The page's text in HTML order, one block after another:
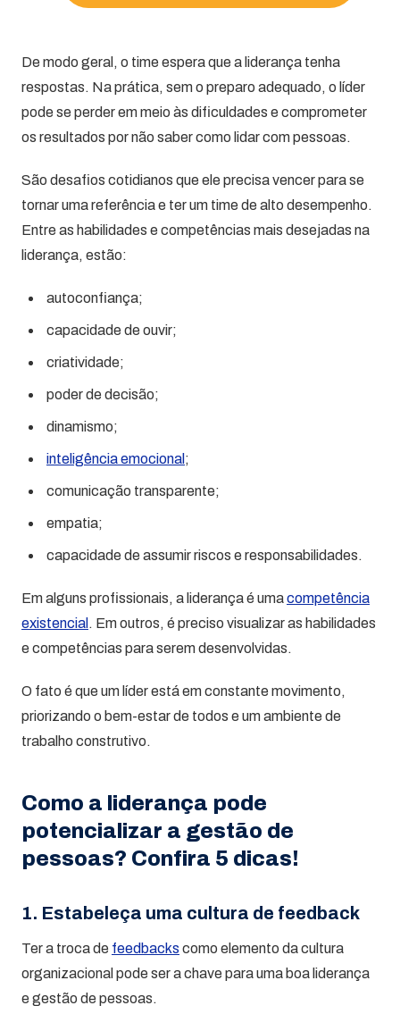
De modo geral, o time espera que a liderança tenha
respostas. Na prática, sem o preparo adequado, o líder
pode se perder em meio às dificuldades e comprometer
os resultados por não saber como lidar com pessoas.
São desafios cotidianos que ele precisa vencer para se
tornar uma referência e ter um time de alto desempenho.
Entre as habilidades e competências mais desejadas na
liderança, estão:
autoconfiança;
capacidade de ouvir;
criatividade;
poder de decisão;
dinamismo;
inteligência emocional ;
comunicação transparente;
empatia;
capacidade de assumir riscos e responsabilidades.
Em alguns profissionais, a liderança é umacompetência
existencial . Em outros, é preciso visualizar as habilidades
e competências para serem desenvolvidas.
O fato é que um líder está em constante movimento,
priorizando o bem-estar de todos e um ambiente de
trabalho construtivo.
Como a liderança pode
potencializar a gestão de
pessoas? Confira 5 dicas!
1. Estabeleça uma cultura de feedback
Ter a troca de feedbacks como elemento da cultura
organizacional pode ser a chave para uma boa liderança
e gestão de pessoas.